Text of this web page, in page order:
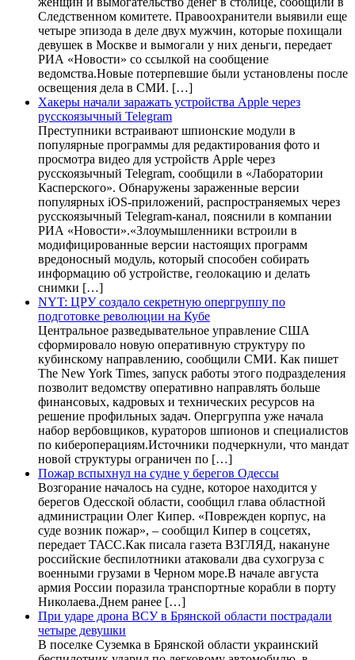
Следственном комитете. Правоохранители выявили еще
четыре эпизода в деле двух мужчин, которые похищали
девушек в Москве и вымогали у них деньги, передает
РИА «Новости» со ссылкой на сообщение
ведомства.Новые потерпевшие были установлены после
освещения дела в СМИ. […]
Хакеры начали заражать устройства Apple через
русскоязычный Telegram
Преступники встраивают шпионские модули в
популярные программы для редактирования фото и
просмотра видео для устройств Apple через
русскоязычный Telegram, сообщили в «Лаборатории
Касперского». Обнаружены зараженные версии
популярных iOS-приложений, распространяемых через
русскоязычный Telegram-канал, пояснили в компании
РИА «Новости».«Злоумышленники встроили в
модифицированные версии настоящих программ
вредоносный модуль, который способен собирать
информацию об устройстве, геолокацию и делать
снимки […]
NYT: ЦРУ создало секретную опергруппу по
подготовке революции на Кубе
Центральное разведывательное управление США
сформировало новую оперативную структуру по
кубинскому направлению, сообщили СМИ. Как пишет
The New York Times, запуск работы этого подразделения
позволит ведомству оперативно направлять больше
финансовых, кадровых и технических ресурсов на
решение профильных задач. Опергруппа уже начала
набор вербовщиков, кураторов шпионов и специалистов
по кибероперациям.Источники подчеркнули, что мандат
новой структуры ограничен по […]
Пожар вспыхнул на судне у берегов Одессы
Возгорание началось на судне, которое находится у
берегов Одесской области, сообщил глава областной
администрации Олег Кипер. «Поврежден корпус, на
суде возник пожар», – сообщил Кипер в соцсетях,
передает ТАСС.Как писала газета ВЗГЛЯД, накануне
российские беспилотники атаковали два сухогруза с
военными грузами в Черном море.В начале августа
армия России поразила транспортные корабли в порту
Николаева.Днем ранее […]
При ударе дрона ВСУ в Брянской области пострадали
четыре девушки
В поселке Суземка в Брянской области украинский